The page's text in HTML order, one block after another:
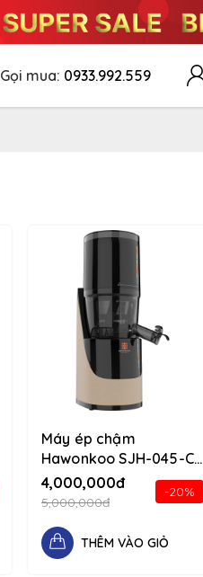
Gọi mua: 0933.992.559
Máy ép chậm
Hawonkoo SJH-045-CF
Nâu 1234 d-flex flex-
column
4,000,000đ
5,000,000đ
-20%
THÊM VÀO GIỎ